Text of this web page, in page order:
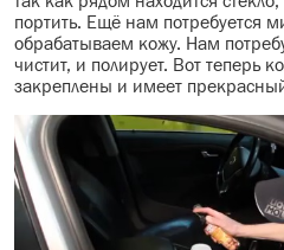
портить. Ещё нам потребуется
обрабатываем кожу. Нам
чистит, и полирует. Вот теперь
закреплены и имеет